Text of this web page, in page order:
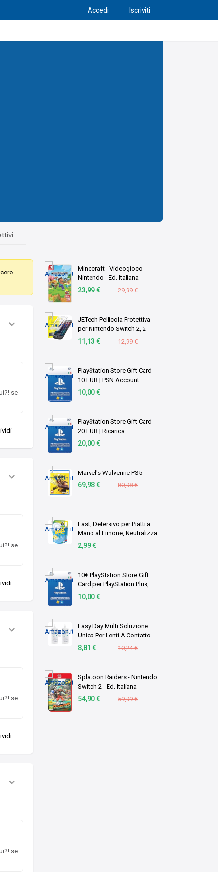
Accedi Iscriviti
Minecraft - Videogioco
Nintendo - Ed. Italiana -
Versione su scheda
23,99 € 29,99 €
JETech Pellicola Protettiva
per Nintendo Switch 2, 2
Pezzi
11,13 € 12,99 €
PlayStation Store Gift Card
10 EUR | PSN Account
italiano | PS5/PS4 Codice
10,00 €
PlayStation Store Gift Card
20 EUR | Ricarica
Portafoglio PSN | Account
20,00 €
Marvel's Wolverine PS5
69,98 € 80,98 €
Last, Detersivo per Piatti a
Mano al Limone, Neutralizza
gli Odori, Azione
2,99 €
10€ PlayStation Store Gift
Card per PlayStation Plus,
Account italiano [Codice per
10,00 €
Easy Day Multi Soluzione
Unica Per Lenti A Contatto -
Duopack 2 X 360 ml
8,81 € 10,24 €
Splatoon Raiders - Nintendo
Switch 2 - Ed. Italiana -
Versione su scheda
54,90 € 59,99 €
se
se
se
se